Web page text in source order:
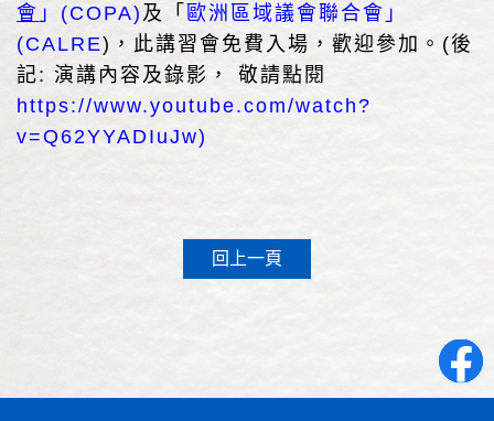
會 」(COPA) 及「 歐洲區域議會聯合會」
(CALRE) ，此講習會免費入場，歡迎參加。(後
記: 演講內容及錄影， 敬請點閱
https://www.youtube.com/watch?
v=Q62YYADIuJw)
回上一頁